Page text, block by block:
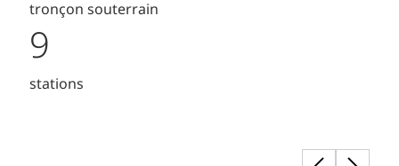
tronçon souterrain
9
stations